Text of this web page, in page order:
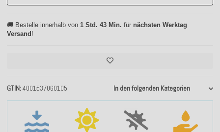
GTIN 4001537060105 In den folgenden Kategorien
🚚 Bestelle innerhalb von 1 Std. 43 Min. für nächsten Werktag
Versand!